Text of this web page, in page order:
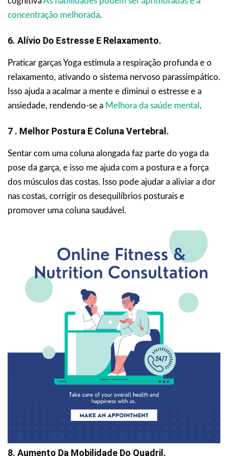
concentração melhorada.
6. Alívio Do Estresse E Relaxamento.
Praticar garças Yoga estimula a respiração profunda e o
relaxamento, ativando o sistema nervoso parassimpático.
Isso ajuda a acalmar a mente e diminui o estresse e a
ansiedade, rendendo-se a Melhora da saúde mental .
7 . Melhor Postura E Coluna Vertebral.
Sentar com uma coluna alongada faz parte do yoga da
pose da garça, e isso me ajuda com a postura e a força
dos músculos das costas. Isso pode ajudar a aliviar a dor
nas costas, corrigir os desequilíbrios posturais e
promover uma coluna saudável.
8. Aumento Da Mobilidade Do Quadril.